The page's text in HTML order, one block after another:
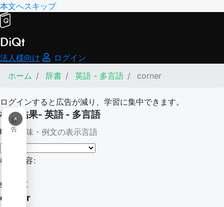
本文へスキップ
DiQt
法人様向け
ログイン
ホーム
辞書 英語 - 多言語 corner
ログインすると広告が減り、学習に集中できます。
×
広
告
検索結果- 英語 - 多言語
意味・例文の表示言語
検索内容:
corner
corner